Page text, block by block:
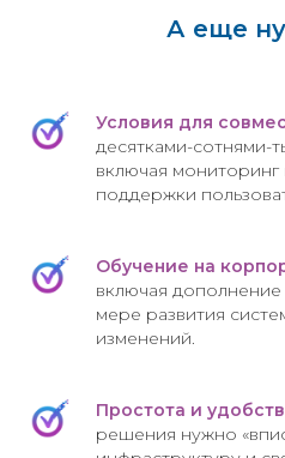
А еще
Условия для
десятками-сотнями-
включая
поддержки
Обучение на
включая
мере развития
изменений.
Простота и
решения нужно